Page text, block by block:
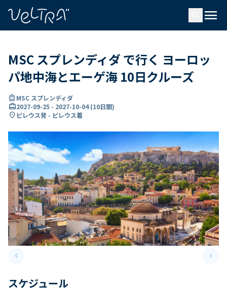
menu
MSC スプレンディダ で行く ヨーロッ
パ地中海とエーゲ海 10日クルーズ
directions_boatMSC スプレンディダ
card_travel2027-09-25 - 2027-10-04(10日間)
location_on ピレウス発 - ピレウス着
keyboard_arrow_leftPrevious slide keyboard_arrow_right
スケジュール